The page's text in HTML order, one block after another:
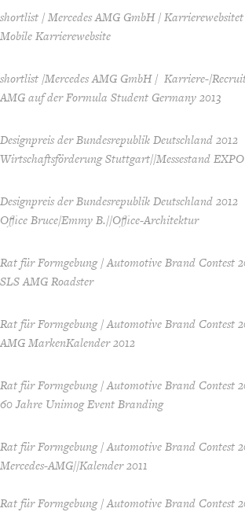
shortlist / Mercedes AMG GmbH / Karrierewebsitet
Mobile Karrierewebsite
shortlist /Mercedes AMG GmbH / Karriere-/
AMG auf der Formula Student Germany 2013
Designpreis der Bundesrepublik Deutschland 2012
Wirtschaftsförderung Stuttgart//Messestand
Designpreis der Bundesrepublik Deutschland 2012
Office Bruce/Emmy B.//Office-Architektur
Rat für Formgebung / Automotive Brand Contest
SLS AMG Roadster
Rat für Formgebung / Automotive Brand Contest
AMG MarkenKalender 2012
Rat für Formgebung / Automotive Brand Contest
60 Jahre Unimog Event Branding
Rat für Formgebung / Automotive Brand Contest
Mercedes-AMG//Kalender 2011
Rat für Formgebung / Automotive Brand Contest